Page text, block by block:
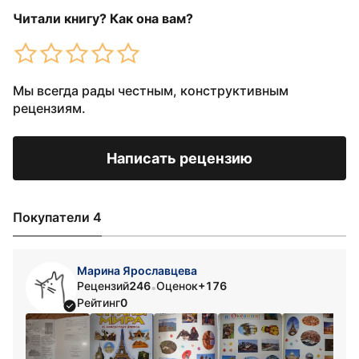
Читали книгу? Как она вам?
Мы всегда рады честным, конструктивным
рецензиям.
Написать рецензию
Покупатели 4
Марина Ярославцева
Рецензий246•Оценок+176
Рейтинг0